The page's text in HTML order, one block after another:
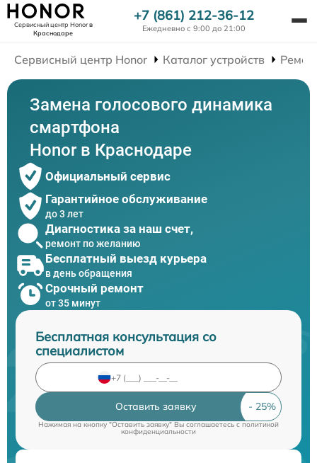
Сервисный центр Honorв
Краснодаре
+7 (861) 212-36-12
Ежедневно с 9:00 до 21:00
Сервисный центр Honor Каталог устройств
Замена голосового динамика
смартфона
Honor в Краснодаре
Официальный сервис
Гарантийное обслуживание
до 3 лет
Диагностика за наш счет,
ремонт по желанию
Бесплатный выезд курьера
в день обращения
Срочный ремонт
от 35 минут
Бесплатная консультация со
специалистом
Оставить заявку
Нажимая на кнопку "Оставить заявку" Вы соглашаетесь cполитикой
конфиденциальности